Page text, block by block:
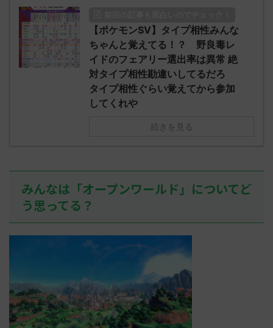
リージョ
ただダグト
れたウミト
ん0702
た！ (ﾜｯﾁ
た！ (ﾜｯﾁｮｲW d56d-NwUu)
2023/06/28(水)
01:07:00.69ID:oUI00NrJ0 エクスレ
ッグヘルムかっこいいから助かる 名
無しさん0971 0971 名無しさん、君に
決めた！ (ﾜｯﾁｮｲW b524-NwUu)
2023/06/28(水 ...
2023/06/
たラウドボ
決めた！ (ﾜ
【ポケモンSV】タイプ相性みんな
ちゃんと覚えてる！？ 野良毒レ
イドのフェアリー選出率は異常 絶
対タイプ相性勘違いしてるだろ
タイプ相性ぐらい覚えてから参加
してくれや
続きを見る
みんなは「オープンワールド」についてど
う思ってる？